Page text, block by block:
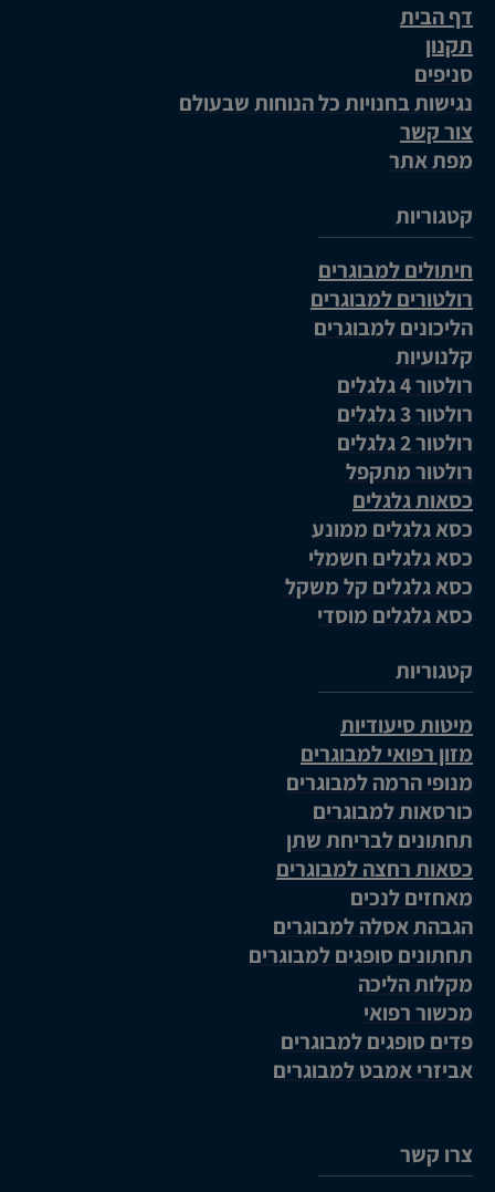
דף הבית
תקנון
סניפים
נגישות בחנויות כל הנוחות שבעולם
צור קשר
מפת אתר
קטגוריות
חיתולים למבוגרים
רולטורים למבוגרים
הליכונים למבוגרים
קלנועיות
רולטור 4 גלגלים
רולטור 3 גלגלים
רולטור 2 גלגלים
רולטור מתקפל
כסאות גלגלים
כסא גלגלים ממונע
כסא גלגלים חשמלי
כסא גלגלים קל משקל
כסא גלגלים מוסדי
קטגוריות
מיטות סיעודיות
מזון רפואי למבוגרים
מנופי הרמה למבוגרים
כורסאות למבוגרים
תחתונים לבריחת שתן
כסאות רחצה למבוגרים
מאחזים לנכים
הגבהת אסלה למבוגרים
תחתונים סופגים למבוגרים
מקלות הליכה
מכשור רפואי
פדים סופגים למבוגרים
אביזרי אמבט למבוגרים
צרו קשר